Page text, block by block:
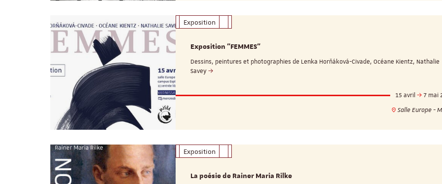
Exposition
Exposition "FEMMES"
Dessins, peintures et photographies de Lenka Horňáková-Civade, Océane Kientz, Nathalie
Savey
15 avril
7 mai
Salle Europe -
Exposition
La poésie de Rainer Maria Rilke